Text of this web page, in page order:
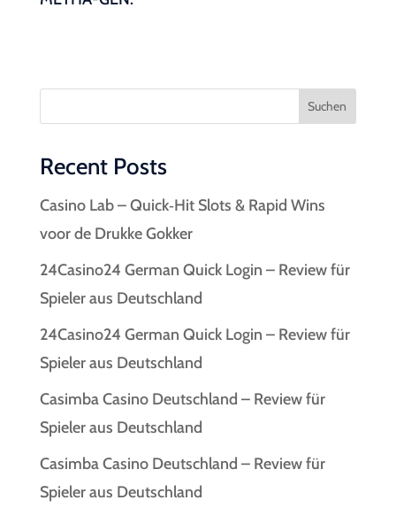
Suchen
Recent Posts
Casino Lab – Quick‑Hit Slots & Rapid Wins
voor de Drukke Gokker
24Casino24 German Quick Login – Review für
Spieler aus Deutschland
24Casino24 German Quick Login – Review für
Spieler aus Deutschland
Casimba Casino Deutschland – Review für
Spieler aus Deutschland
Casimba Casino Deutschland – Review für
Spieler aus Deutschland